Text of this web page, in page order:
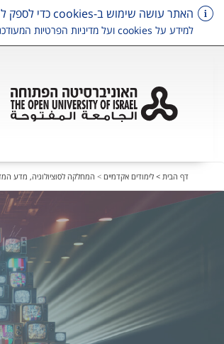
האתר עושה שימוש ב-cookies כדי לספק לך חווית גלישה טובה יותר, וכן למטרות סטטיסטיקה, איפיון ושיווק.
למידע על cookies ועל מדיניות הפרטיות המעודכנת,
דף הבית > לימודים אקדמיים > המחלקה לסוציולוגיה, מדע